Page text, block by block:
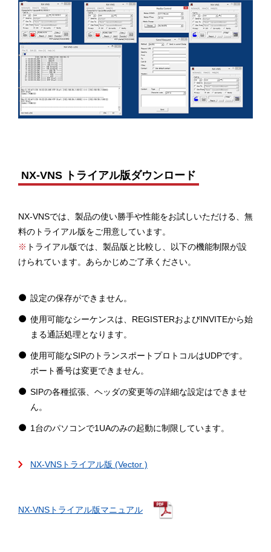
NX-VNS トライアル版ダウンロード
NX-VNSでは、製品の使い勝手や性能をお試しいただける、無
料のトライアル版をご用意しています。
※ トライアル版では、製品版と比較し、以下の機能制限が設
けられています。あらかじめご了承ください。
設定の保存ができません。
使用可能なシーケンスは、REGISTERおよびINVITEから始
まる通話処理となります。
使用可能なSIPのトランスポートプロトコルはUDPです。
ポート番号は変更できません。
SIPの各種拡張、ヘッダの変更等の詳細な設定はできませ
ん。
1台のパソコンで1UAのみの起動に制限しています。
NX-VNSトライアル版 (Vector )
NX-VNSトライアル版マニュアル